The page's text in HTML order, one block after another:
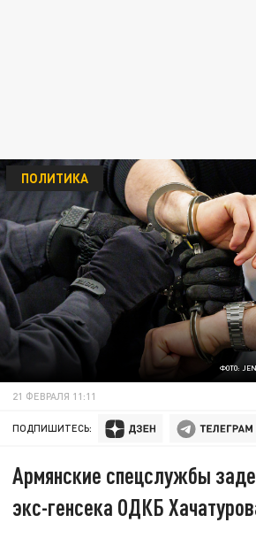
ФОТО:
ПОЛИТИКА
21 ФЕВРАЛЯ 11:11
ПОДПИШИТЕСЬ:
Армянские спецслужбы
экс-генсека ОДКБ